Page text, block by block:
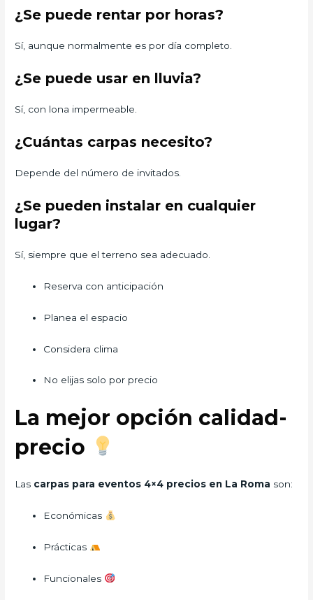
¿Se puede rentar por horas?
Sí, aunque normalmente es por día completo.
¿Se puede usar en lluvia?
Sí, con lona impermeable.
¿Cuántas carpas necesito?
Depende del número de invitados.
¿Se pueden instalar en cualquier
lugar?
Sí, siempre que el terreno sea adecuado.
Reserva con anticipación
Planea el espacio
Considera clima
No elijas solo por precio
La mejor opción calidad-
precio
Las carpas para eventos 4×4 precios en La Roma son:
Económicas
Prácticas
Funcionales